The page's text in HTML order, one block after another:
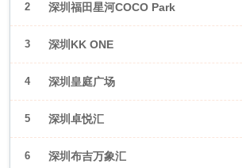
2 深圳福田星河COCO Park
3 深圳KK ONE
4 深圳皇庭广场
5 深圳卓悦汇
6 深圳布吉万象汇